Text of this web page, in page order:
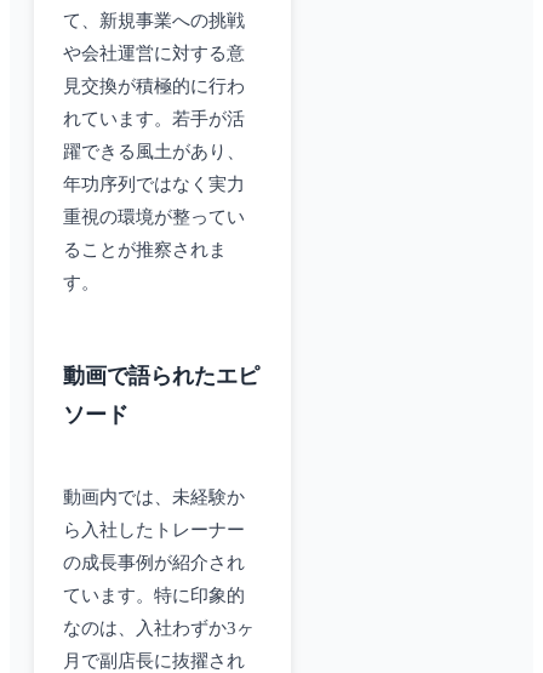
て、新規事業への挑戦
や会社運営に対する意
見交換が積極的に行わ
れています。若手が活
躍できる風土があり、
年功序列ではなく実力
重視の環境が整ってい
ることが推察されま
す。
動画で語られたエピ
ソード
動画内では、未経験か
ら入社したトレーナー
の成長事例が紹介され
ています。特に印象的
なのは、入社わずか3ヶ
月で副店長に抜擢され